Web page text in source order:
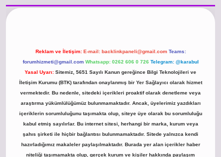
Reklam ve İletişim: E-mail: backlinkpaneli@gmail.com Teams:
forumhizmeti@gmail.com Whatsapp: 0262 606 0 726 Telegram: @karabul
Yasal Uyarı: Sitemiz, 5651 Sayılı Kanun gereğince Bilgi Teknolojileri ve
İletişim Kurumu (BTK) tarafından onaylanmış bir Yer Sağlayıcı olarak hizmet
vermektedir. Bu nedenle, sitedeki içerikleri proaktif olarak denetleme veya
araştırma yükümlülüğümüz bulunmamaktadır. Ancak, üyelerimiz yazdıkları
içeriklerin sorumluluğunu taşımakta olup, siteye üye olarak bu sorumluluğu
kabul etmiş sayılırlar. Bu internet sitesi, herhangi bir marka, kurum veya
şahıs şirketi ile hiçbir bağlantısı bulunmamaktadır. Sitede yalnızca kendi
hazırladığımız makaleler paylaşılmaktadır. Burada yer alan içerikler haber
niteliği taşımamakta olup, gerçek kurum ve kişiler hakkında paylaşım